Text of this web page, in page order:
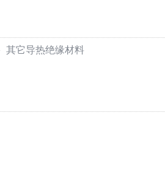
其它导热绝缘材料